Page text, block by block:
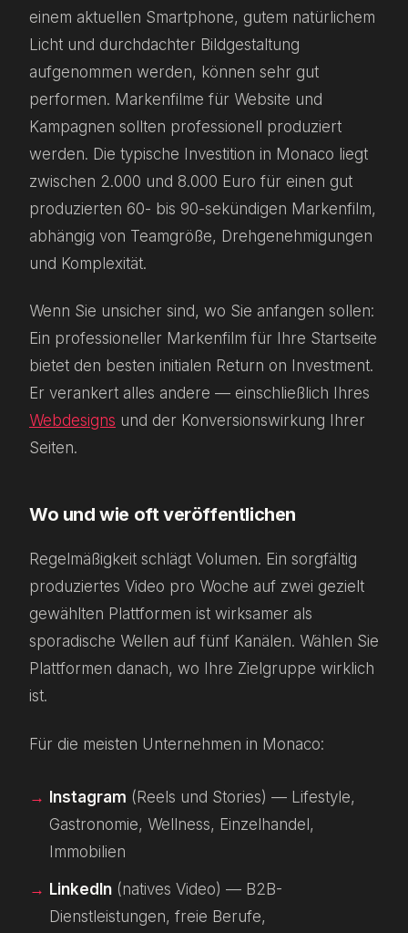
einem aktuellen Smartphone, gutem natürlichem
Licht und durchdachter Bildgestaltung
aufgenommen werden, können sehr gut
performen. Markenfilme für Website und
Kampagnen sollten professionell produziert
werden. Die typische Investition in Monaco liegt
zwischen 2.000 und 8.000 Euro für einen gut
produzierten 60- bis 90-sekündigen Markenfilm,
abhängig von Teamgröße, Drehgenehmigungen
und Komplexität.
Wenn Sie unsicher sind, wo Sie anfangen sollen:
Ein professioneller Markenfilm für Ihre Startseite
bietet den besten initialen Return on Investment.
Er verankert alles andere — einschließlich Ihres
Webdesigns und der Konversionswirkung Ihrer
Seiten.
Wo und wie oft veröffentlichen
Regelmäßigkeit schlägt Volumen. Ein sorgfältig
produziertes Video pro Woche auf zwei gezielt
gewählten Plattformen ist wirksamer als
sporadische Wellen auf fünf Kanälen. Wählen Sie
Plattformen danach, wo Ihre Zielgruppe wirklich
ist.
Für die meisten Unternehmen in Monaco:
Instagram (Reels und Stories) — Lifestyle,
Gastronomie, Wellness, Einzelhandel,
Immobilien
LinkedIn (natives Video) — B2B-
Dienstleistungen, freie Berufe,